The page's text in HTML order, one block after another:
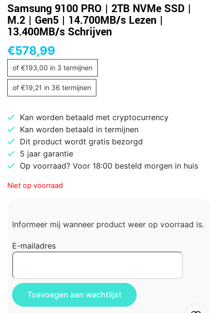
Samsung 9100 PRO | 2TB NVMe SSD |
M.2 | Gen5 | 14.700MB/s Lezen |
13.400MB/s Schrijven
€578,99
of €193,00 in 3 termijnen
of €19,21 in 36 termijnen
Kan worden betaald met cryptocurrency
Kan worden betaald in termijnen
Dit product wordt gratis bezorgd
5 jaar garantie
Op voorraad? Voor 18:00 besteld morgen in huis
Niet op voorraad
Informeer mij wanneer product weer op voorraad is.
E-mailadres